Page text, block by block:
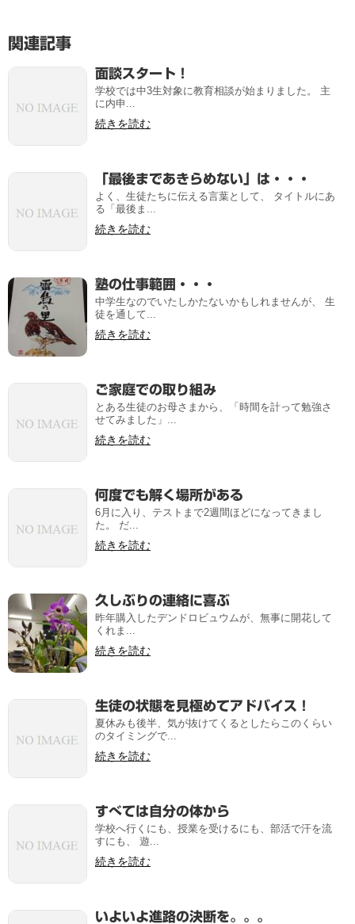
関連記事
面談スタート！
学校では中3生対象に教育相談が始まりました。 主
に内申...
続きを読む
「最後まであきらめない」は・・・
よく、生徒たちに伝える言葉として、 タイトルにあ
る「最後ま...
続きを読む
塾の仕事範囲・・・
中学生なのでいたしかたないかもしれませんが、 生
徒を通して...
続きを読む
ご家庭での取り組み
とある生徒のお母さまから、「時間を計って勉強さ
せてみました」...
続きを読む
何度でも解く場所がある
6月に入り、テストまで2週間ほどになってきまし
た。 だ...
続きを読む
久しぶりの連絡に喜ぶ
昨年購入したデンドロビュウムが、無事に開花して
くれま...
続きを読む
生徒の状態を見極めてアドバイス！
夏休みも後半、気が抜けてくるとしたらこのくらい
のタイミングで...
続きを読む
すべては自分の体から
学校へ行くにも、授業を受けるにも、部活で汗を流
すにも、 遊...
続きを読む
いよいよ進路の決断を。。。